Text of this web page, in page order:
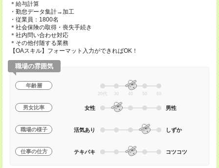
＊給与計算
・勤怠データ集計→加工
・従業員：1800名
＊社会保険の取得・喪失手続き
＊社内問い合わせ対応
＊その他付随する業務
【OAスキル】フォーマット入力ができればOK！
職場の雰囲気
年齢層
20代 30 40 50 60
男女比率 女性 男性
職場の様子 活気あり しずか
仕事の仕方 テキパキ コツコツ